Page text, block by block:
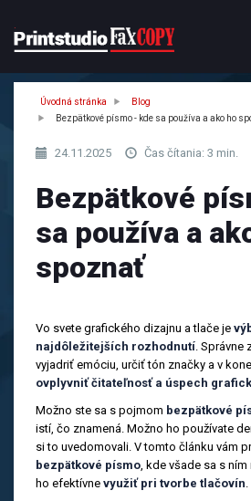
.
Úvodná stránka
Blog
Bezpätkové písmo - kde sa používa a ako ho
24.11.2025 Čas čítania: 3 min.
Bezpätkové
sa používa a
spoznať
Vo svete grafického dizajnu a tlače je
najdôležitejších rozhodnutí. Správne
vyjadriť emóciu, určiť tón značky a v
ovplyvniť čitateľnosť a úspech
Možno ste sa s pojmom bezpätkové
istí, čo znamená. Možno ho používate
si to uvedomovali. V tomto článku vám
bezpätkové písmo, kde všade sa s
ho efektívne využiť pri tvorbe tlačovín.